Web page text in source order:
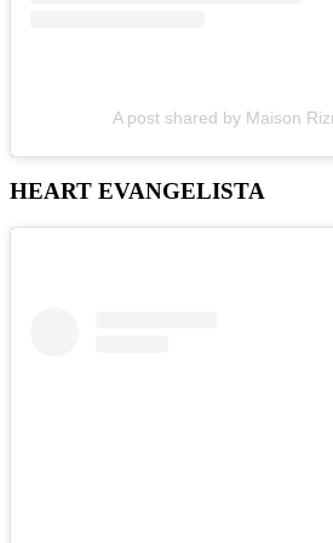
A post shared by Maison
HEART EVANGELISTA